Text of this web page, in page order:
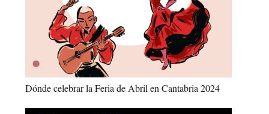
Dónde celebrar la Feria de Abril en Cantabria 2024